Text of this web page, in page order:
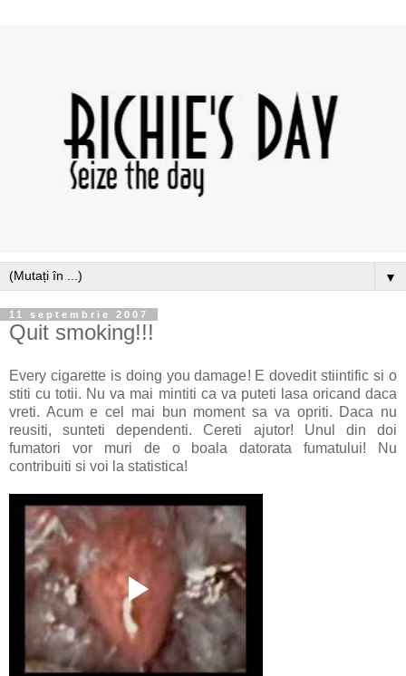
▼
11 septembrie 2007
Quit smoking!!!
Every cigarette is doing you damage! E dovedit stiintific si o
stiti cu totii. Nu va mai mintiti ca va puteti lasa oricand daca
vreti. Acum e cel mai bun moment sa va opriti. Daca nu
reusiti, sunteti dependenti. Cereti ajutor! Unul din doi
fumatori vor muri de o boala datorata fumatului! Nu
contribuiti si voi la statistica!